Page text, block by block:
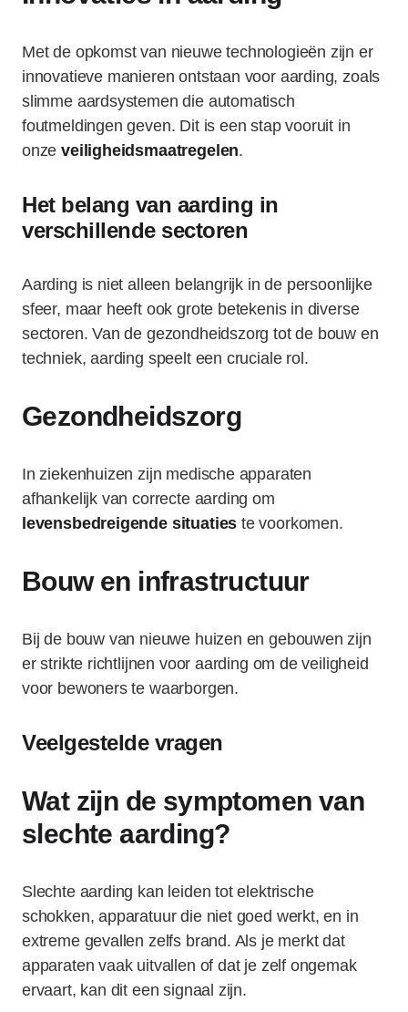
Met de opkomst van nieuwe technologieën zijn er
innovatieve manieren ontstaan voor aarding, zoals
slimme aardsystemen die automatisch
foutmeldingen geven. Dit is een stap vooruit in
onzeveiligheidsmaatregelen.
Het belang van aarding in
verschillende sectoren
Aarding is niet alleen belangrijk in de persoonlijke
sfeer, maar heeft ook grote betekenis in diverse
sectoren. Van de gezondheidszorg tot de bouw en
techniek, aarding speelt een cruciale rol.
Gezondheidszorg
In ziekenhuizen zijn medische apparaten
afhankelijk van correcte aarding om
levensbedreigende situaties te voorkomen.
Bouw en infrastructuur
Bij de bouw van nieuwe huizen en gebouwen zijn
er strikte richtlijnen voor aarding om de veiligheid
voor bewoners te waarborgen.
Veelgestelde vragen
Wat zijn de symptomen van
slechte aarding?
Slechte aarding kan leiden tot elektrische
schokken, apparatuur die niet goed werkt, en in
extreme gevallen zelfs brand. Als je merkt dat
apparaten vaak uitvallen of dat je zelf ongemak
ervaart, kan dit een signaal zijn.